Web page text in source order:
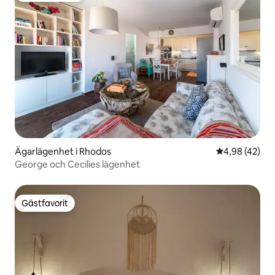
Ägarlägenhet i Rhodos 4,98 av 5 i
4,98 (42)
George och Cecilies lägenhet
Gästfavorit
Gästfavorit